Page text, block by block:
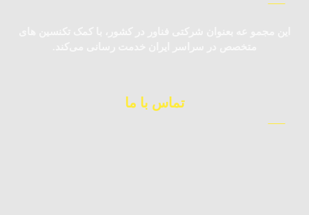
این مجمو عه بعنوان شرکتی فناور در کشور، با کمک تکنسین‌ های
تماس با ما